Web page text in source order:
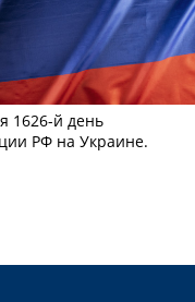
1626-й день
РФ на Украине.